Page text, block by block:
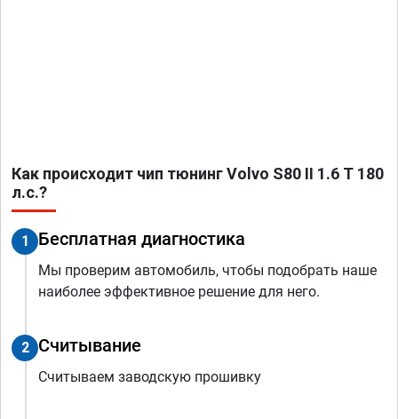
Как происходит чип тюнинг Volvo S80 II 1.6 T 180
л.с.?
1 Бесплатная диагностика
Мы проверим автомобиль, чтобы подобрать наше
наиболее эффективное решение для него.
2 Считывание
Считываем заводскую прошивку